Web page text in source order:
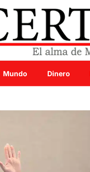
Mundo Dinero